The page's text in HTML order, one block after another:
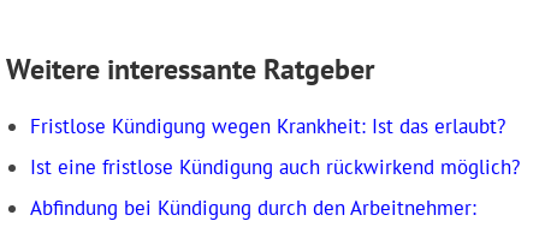
Weitere interessante Ratgeber
Fristlose Kündigung wegen Krankheit: Ist das erlaubt?
Ist eine fristlose Kündigung auch rückwirkend möglich?
Abfindung bei Kündigung durch den Arbeitnehmer: